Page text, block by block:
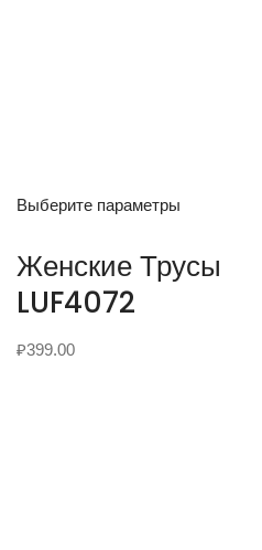
Выберите параметры
Женские Трусы
LUF4072
₽399.00